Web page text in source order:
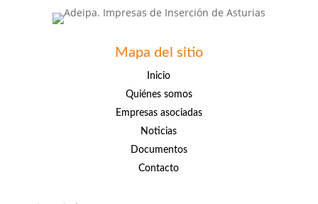
Mapa del sitio
Inicio
Quiénes somos
Empresas asociadas
Noticias
Documentos
Contacto